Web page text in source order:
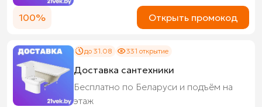
100% Открыть промокод
до 31.08 331 открытие
Доставка сантехники
Бесплатно по Беларуси и подъём на
этаж